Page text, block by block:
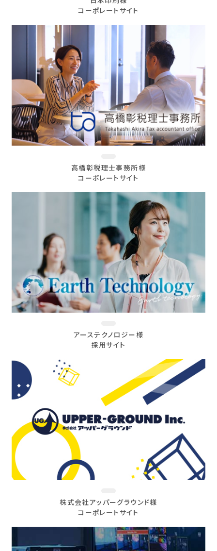
コーポレートサイト
高橋彰税理士事務所様
コーポレートサイト
アーステクノロジー様
採用サイト
株式会社アッパーグラウンド様
コーポレートサイト